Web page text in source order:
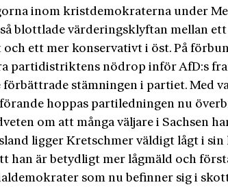
inom kristdemokraterna under
blottlade värderingsklyftan mellan
och ett mer konservativt i öst. På
partidistriktens nödrop inför AfD:s
förbättrade stämningen i partiet. Med
hoppas partiledningen nu
om att många väljare i Sachsen
ligger Kretschmer väldigt lågt i
han är betydligt mer lågmäld och
som nu befinner sig i